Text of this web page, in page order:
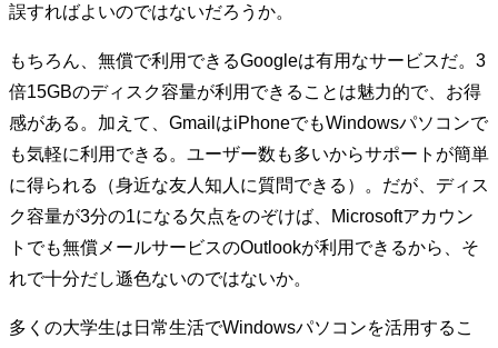
誤すればよいのではないだろうか。
もちろん、無償で利用できるGoogleは有用なサービスだ。3
倍15GBのディスク容量が利用できることは魅力的で、お得
感がある。加えて、GmailはiPhoneでもWindowsパソコンで
も気軽に利用できる。ユーザー数も多いからサポートが簡単
に得られる（身近な友人知人に質問できる）。だが、ディス
ク容量が3分の1になる欠点をのぞけば、Microsoftアカウン
トでも無償メールサービスのOutlookが利用できるから、そ
れで十分だし遜色ないのではないか。
多くの大学生は日常生活でWindowsパソコンを活用するこ